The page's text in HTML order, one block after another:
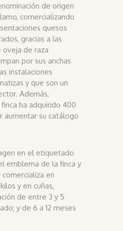
de origen
comercializando
quesos
gracias a las
oveja de raza
por sus anchas
instalaciones
y que son un
Además,
ha adquirido 400
aumentar su catálogo
en el etiquetado
emblema de la finca y
en
y en cuñas,
de entre 3 y 5
y de 6 a 12 meses